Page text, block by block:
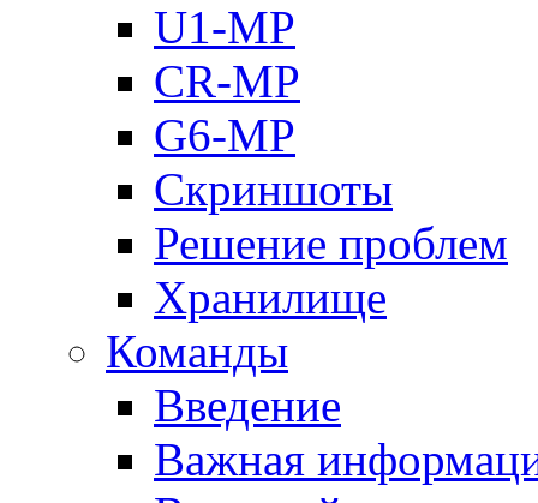
U1-MP
CR-MP
G6-MP
Скриншоты
Решение проблем
Хранилище
Команды
Введение
Важная